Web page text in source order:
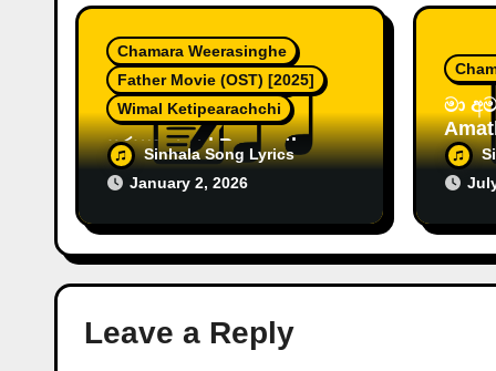
Chamara Weerasinghe
Father Movie (OST) [2025]
Wimal Ketipearachchi
පරසතු යාය | Parasathu
Yaya by Chamara
Weerasinghe [2026]
Sinhala Song Lyrics
January 2, 2026
මා
Leave a Reply